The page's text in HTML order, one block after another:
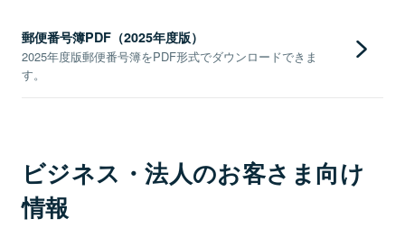
郵便番号簿PDF（2025年度版）
2025年度版郵便番号簿をPDF形式でダウンロードできま
す。
ビジネス・法人のお客さま向け
情報